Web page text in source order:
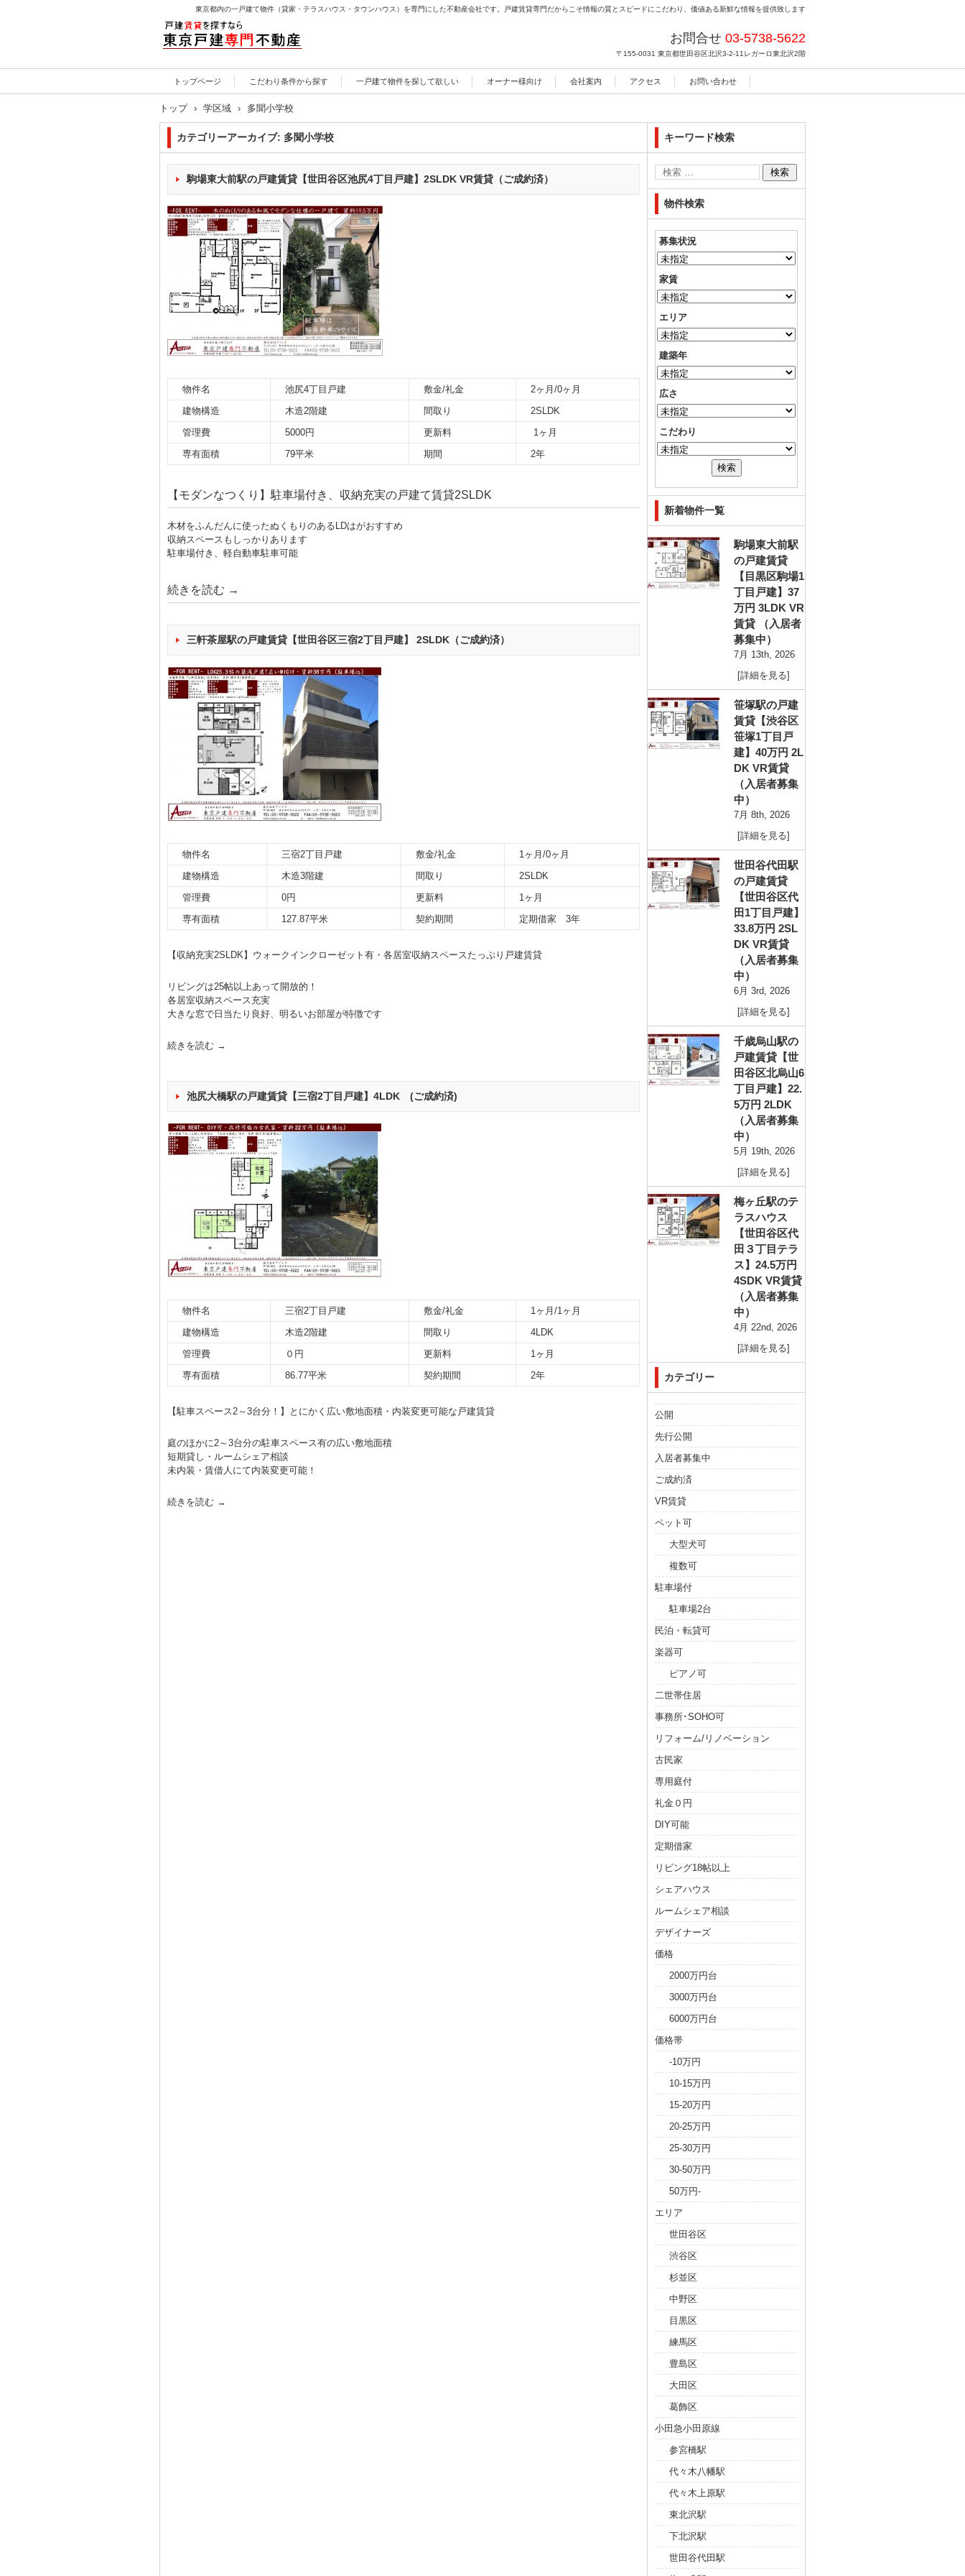
戸建賃貸を探すなら東京
戸建専門不動産
東京都内の一戸建て物件（貸家・テラスハウス・タウンハウス）を専門にした不動産会社です。戸建賃貸専門だからこそ情報の質とスピードにこだわり、価値ある新鮮な情報を提供致します
お問合せ 03-5738-5622
〒155-0031 東京都世田谷区北沢3-2-11レガーロ東北沢2階
トップページ こだわり条件から探す 一戸建て物件を探して欲しい オーナー様向け 会社案内 アクセス お問い合わせ
トップ › 学区域 › 多聞小学校
カテゴリーアーカイブ: 多聞小学校
駒場東大前駅の戸建賃貸【世田谷区池尻4丁目戸建】2SLDK VR賃貸（ご成約済）
物件名 池尻4丁目戸建 敷金/礼金
2ヶ月/0ヶ月
建物構造
木造2階建 間取り
2SLDK
管理費
5000円 更新料
1ヶ月
専有面積
79平米 期間 2年
【モダンなつくり】駐車場付き、収納充実の戸建て賃貸2SLDK
木材をふんだんに使ったぬくもりのあるLDはがおすすめ
収納スペースもしっかりあります
駐車場付き、軽自動車駐車可能
続きを読む →
三軒茶屋駅の戸建賃貸【世田谷区三宿2丁目戸建】 2SLDK（ご成約済）
物件名 三宿2丁目戸建 敷金/礼金
1ヶ月/0ヶ月
建物構造
木造3階建 間取り
2SLDK
管理費
0円 更新料
1ヶ月
専有面積
127.87平米 契約期間 定期借家 3年
【収納充実2SLDK】ウォークインクローゼット有・各居室収納スペースたっぷり戸建賃貸
リビングは25帖以上あって開放的！
各居室収納スペース充実
大きな窓で日当たり良好、明るいお部屋が特徴です
続きを読む →
池尻大橋駅の戸建賃貸【三宿2丁目戸建】4LDK (ご成約済)
物件名 三宿2丁目戸建 敷金/礼金
1ヶ月/1ヶ月
建物構造
木造2階建 間取り
4LDK
管理費
０円 更新料
1ヶ月
専有面積
86.77平米 契約期間 2年
【駐車スペース2～3台分！】とにかく広い敷地面積・内装変更可能な戸建賃貸
庭のほかに2～3台分の駐車スペース有の広い敷地面積
短期貸し・ルームシェア相談
未内装・賃借人にて内装変更可能！
続きを読む →
キーワード検索
物件検索
募集状況
家賃
エリア
建築年
広さ
こだわり
新着物件一覧
駒場東大前駅
の戸建賃貸
【目黒区駒場1
丁目戸建】37
万円 3LDK VR
賃貸 （入居者
募集中）
7月 13th, 2026
[詳細を見る]
笹塚駅の戸建
賃貸【渋谷区
笹塚1丁目戸
建】40万円 2L
DK VR賃貸
（入居者募集
中）
7月 8th, 2026
[詳細を見る]
世田谷代田駅
の戸建賃貸
【世田谷区代
田1丁目戸建】
33.8万円 2SL
DK VR賃貸
（入居者募集
中）
6月 3rd, 2026
[詳細を見る]
千歳烏山駅の
戸建賃貸【世
田谷区北烏山6
丁目戸建】22.
5万円 2LDK
（入居者募集
中）
5月 19th, 2026
[詳細を見る]
梅ヶ丘駅のテ
ラスハウス
【世田谷区代
田３丁目テラ
ス】24.5万円
4SDK VR賃貸
（入居者募集
中）
4月 22nd, 2026
[詳細を見る]
カテゴリー
公開
先行公開
入居者募集中
ご成約済
VR賃貸
ペット可
大型犬可
複数可
駐車場付
駐車場2台
民泊・転貸可
楽器可
ピアノ可
二世帯住居
事務所･SOHO可
リフォーム/リノベーション
古民家
専用庭付
礼金０円
DIY可能
定期借家
リビング18帖以上
シェアハウス
ルームシェア相談
デザイナーズ
価格
2000万円台
3000万円台
6000万円台
価格帯
-10万円
10-15万円
15-20万円
20-25万円
25-30万円
30-50万円
50万円-
エリア
世田谷区
渋谷区
杉並区
中野区
目黒区
練馬区
豊島区
大田区
葛飾区
小田急小田原線
参宮橋駅
代々木八幡駅
代々木上原駅
東北沢駅
下北沢駅
世田谷代田駅